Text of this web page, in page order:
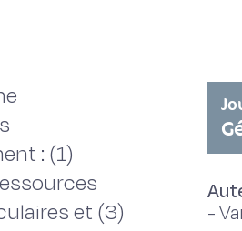
: (1)
et (3)
-